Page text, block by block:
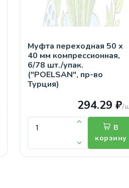
Муфта переходная 50 х
40 мм компрессионная,
6/78 шт./упак.
("POELSAN", пр-во
Турция)
294.29 ₽/
В
корзину